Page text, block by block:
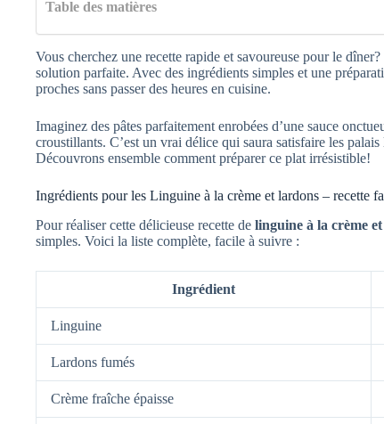
Table des matières
Vous cherchez une recette rapide et savoureuse pour le dîner?
solution parfaite. Avec des ingrédients simples et une
proches sans passer des heures en cuisine.
Imaginez des pâtes parfaitement enrobées d’une sauce
croustillants. C’est un vrai délice qui saura satisfaire les
Découvrons ensemble comment préparer ce plat irrésistible!
Ingrédients pour les Linguine à la crème et lardons – recette
Pour réaliser cette délicieuse recette de linguine à la crème
simples. Voici la liste complète, facile à suivre :
Ingrédient
Linguine
Lardons fumés
Crème fraîche épaisse